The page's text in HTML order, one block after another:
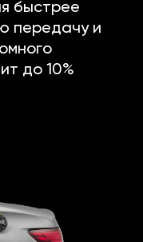
быстрее
передачу и
до 10%